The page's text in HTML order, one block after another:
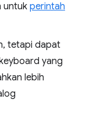
untuk perintah
tetapi dapat
yang
lebih